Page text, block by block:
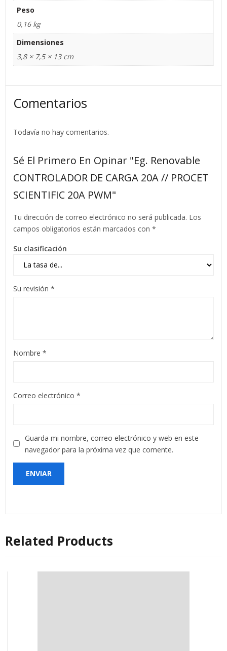
Peso
0,16 kg
Dimensiones
3,8 × 7,5 × 13 cm
Comentarios
Todavía no hay comentarios.
Sé El Primero En Opinar "Eg. Renovable
CONTROLADOR DE CARGA 20A // PROCET
SCIENTIFIC 20A PWM"
Tu dirección de correo electrónico no será publicada. Los
campos obligatorios están marcados con *
Su clasificación
Su revisión *
Nombre *
Correo electrónico *
Guarda mi nombre, correo electrónico y web en este
navegador para la próxima vez que comente.
Related Products